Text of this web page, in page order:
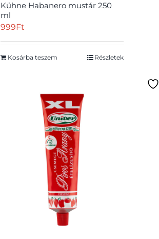
Kühne Habanero mustár 250
ml
999Ft
Kosárba teszem Részletek